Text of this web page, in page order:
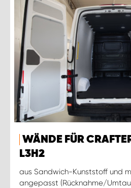
WÄNDE FÜR
L3H2
aus Sandwich-Kunststoff und
angepasst (Rücknahme/